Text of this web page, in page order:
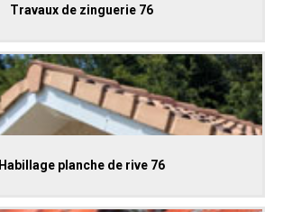
Travaux de zinguerie 76
Habillage planche de rive 76